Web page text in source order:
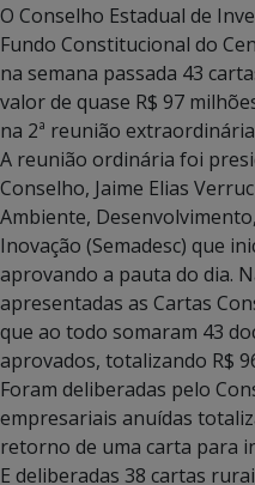
O Conselho Estadual de
Fundo Constitucional do
na semana passada 43
valor de quase R$ 97
na 2ª reunião
A reunião ordinária foi
Conselho, Jaime Elias
Ambiente,
Inovação (Semadesc) que
aprovando a pauta do dia.
apresentadas as Cartas
que ao todo somaram 43
aprovados, totalizando R$
Foram deliberadas pelo
empresariais anuídas
retorno de uma carta para
E deliberadas 38 cartas